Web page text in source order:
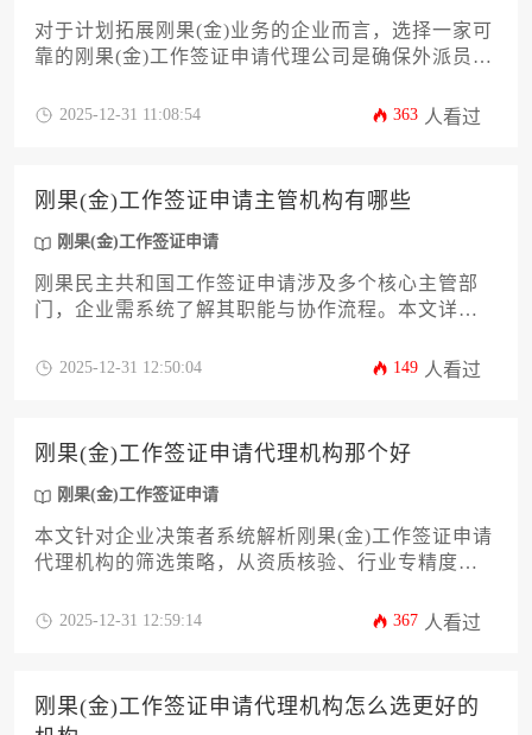
对于计划拓展刚果(金)业务的企业而言，选择一家可
靠的刚果(金)工作签证申请代理公司是确保外派员工
或出现服务问题时，如何平稳、高效地更换代理公
高管提供一套系统、实用的决策框架，旨在帮助企
业规避风险，保障海外人力资源部署的顺畅与合
规。
2025-12-31 11:08:54 363 人看过
刚果(金)工作签证申请主管机构有哪些
刚果(金)工作签证申请
刚果民主共和国工作签证申请涉及多个核心主管部
门，企业需系统了解其职能与协作流程。本文详细
工，并提供材料准备、审批流程及合规操作指南，
2025-12-31 12:50:04 149 人看过
刚果(金)工作签证申请代理机构那个好
刚果(金)工作签证申请
本文针对企业决策者系统解析刚果(金)工作签证申请
代理机构的筛选策略，从资质核验、行业专精度、
全流程风险管控方案。文章将帮助企业高效匹配合
2025-12-31 12:59:14 367 人看过
刚果(金)工作签证申请代理机构怎么选更好的